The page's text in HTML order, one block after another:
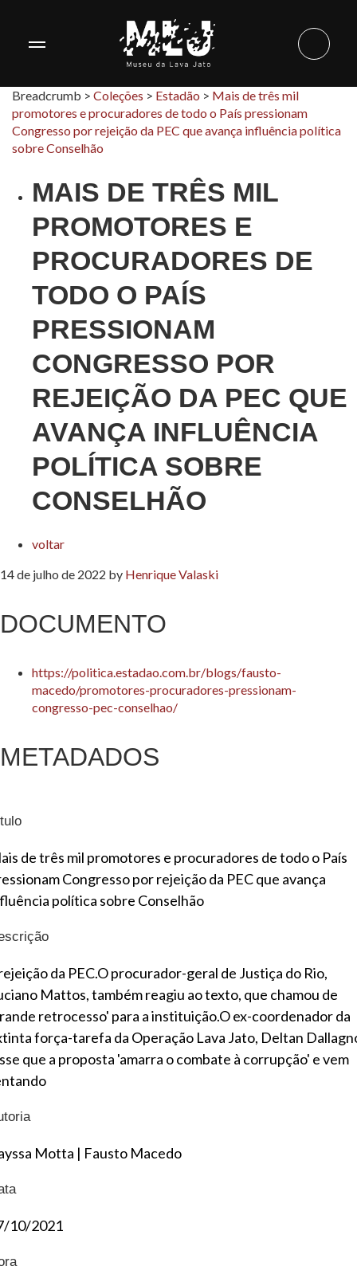
Breadcrumb > Coleções > Estadão > Mais de três mil
promotores e procuradores de todo o País pressionam
Congresso por rejeição da PEC que avança influência política
sobre Conselhão
MAIS DE TRÊS MIL
PROMOTORES E
PROCURADORES DE
TODO O PAÍS
PRESSIONAM
CONGRESSO POR
REJEIÇÃO DA PEC QUE
AVANÇA INFLUÊNCIA
POLÍTICA SOBRE
CONSELHÃO
voltar
14 de julho de 2022 by Henrique Valaski
DOCUMENTO
https://politica.estadao.com.br/blogs/fausto-
macedo/promotores-procuradores-pressionam-
congresso-pec-conselhao/
METADADOS
de três mil promotores e procuradores de todo o País
Congresso por rejeição da PEC que avança
política sobre Conselhão
da PEC.O procurador-geral de Justiça do Rio,
Mattos, também reagiu ao texto, que chamou de
retrocesso' para a instituição.O ex-coordenador da
força-tarefa da Operação Lava Jato, Deltan
que a proposta 'amarra o combate à corrupção' e vem
Motta | Fausto Macedo
10/2021